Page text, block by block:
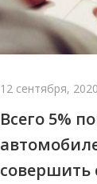
12 сентября, 2020
Всего 5%
совершить